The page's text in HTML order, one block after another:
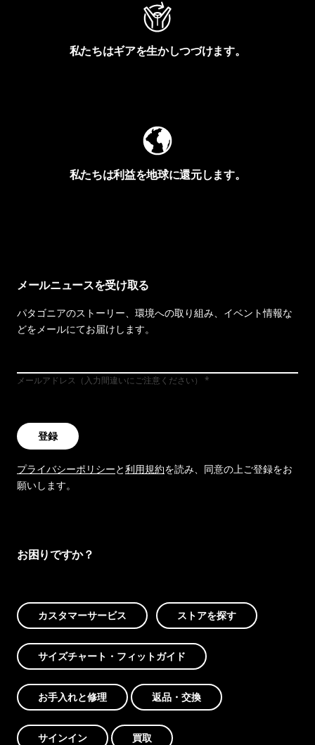
私たちはギアを生かしつづけます。
私たちは利益を地球に還元します。
メールニュースを受け取る
パタゴニアのストーリー、環境への取り組み、イベント情報な
どをメールにてお届けします。
メールアドレス（入力間違いにご注意ください）
登録
プライバシーポリシーと利用規約を読み、同意の上ご登録をお
願いします。
お困りですか？
カスタマーサービス ストアを探す
サイズチャート・フィットガイド
お手入れと修理 返品・交換
サインイン 買取